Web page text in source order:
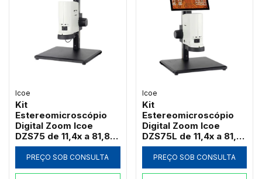
Icoe
Kit
Estereomicroscópio
Digital Zoom Icoe
DZS75 de 11,4x a 81,8x
Câmera 4MP Anel LED
HDMI Wi-Fi (Sem Tela)
PREÇO SOB CONSULTA
Icoe
Kit
Estereomicroscópio
Digital Zoom Icoe
DZS75L de 11,4x a 81,8x
Tela Touch 10" 4MP
Anel LED HDMI Wi-Fi
PREÇO SOB CONSULTA